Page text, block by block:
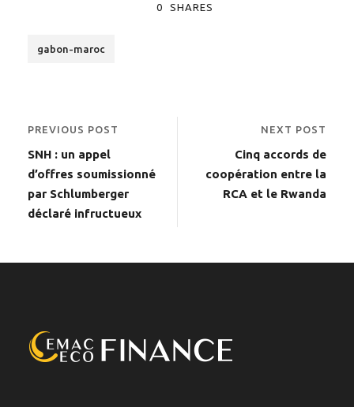
0 SHARES
gabon-maroc
PREVIOUS POST
SNH : un appel
d’offres soumissionné
par Schlumberger
déclaré infructueux
NEXT POST
Cinq accords de
coopération entre la
RCA et le Rwanda